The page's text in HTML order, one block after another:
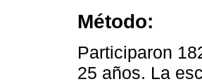
Método:
Participaron
25 años. La